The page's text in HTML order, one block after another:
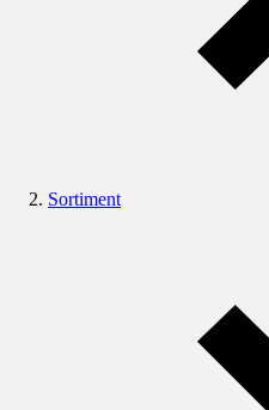
Sortiment